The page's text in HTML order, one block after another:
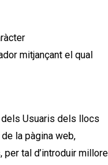
mitjançant el qual
Usuaris dels llocs
la pàgina web,
tal d’introduir